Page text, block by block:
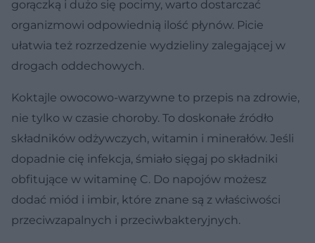
gorączką i dużo się pocimy, warto dostarczać
organizmowi odpowiednią ilość płynów. Picie
ułatwia też rozrzedzenie wydzieliny zalegającej w
drogach oddechowych.
Koktajle owocowo-warzywne to przepis na zdrowie,
nie tylko w czasie choroby. To doskonałe źródło
składników odżywczych, witamin i minerałów. Jeśli
dopadnie cię infekcja, śmiało sięgaj po składniki
obfitujące w witaminę C. Do napojów możesz
dodać miód i imbir, które znane są z właściwości
przeciwzapalnych i przeciwbakteryjnych.